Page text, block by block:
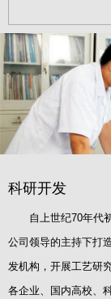
科研开发
自上世纪70年代初
公司领导的主持下打
发机构，开展工艺研
各企业、国内高校、